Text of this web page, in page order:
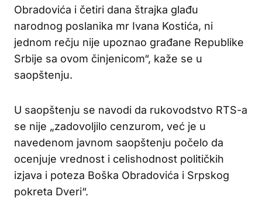
Obradovića i četiri dana štrajka glađu
narodnog poslanika mr Ivana Kostića, ni
jednom rečju nije upoznao građane Republike
Srbije sa ovom činjenicom“, kaže se u
saopštenju.
U saopštenju se navodi da rukovodstvo RTS-a
se nije „zadovoljilo cenzurom, već je u
navedenom javnom saopštenju počelo da
ocenjuje vrednost i celishodnost političkih
izjava i poteza Boška Obradovića i Srpskog
pokreta Dveri“.